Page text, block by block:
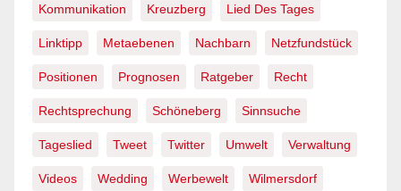
Kommunikation Kreuzberg Lied Des Tages
Linktipp Metaebenen Nachbarn Netzfundstück
Positionen Prognosen Ratgeber Recht
Rechtsprechung Schöneberg Sinnsuche
Tageslied Tweet Twitter Umwelt Verwaltung
Videos Wedding Werbewelt Wilmersdorf